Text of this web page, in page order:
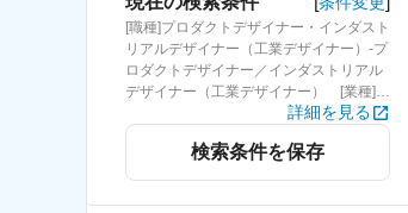
求人特集から探す
[職種]プロダクトデザイナー・インダスト
リアルデザイナー（工業デザイナー）-プ
ロダクトデザイナー／インダストリアル
デザイナー（工業デザイナー） [業種]イ
ンターネット・広告・メディア業界 [こ
だわり条件ピックアップ]職種未経験歓
迎 [詳細条件](募集・採用情報)職種未経
験歓迎
詳細を見る
検索条件を保存